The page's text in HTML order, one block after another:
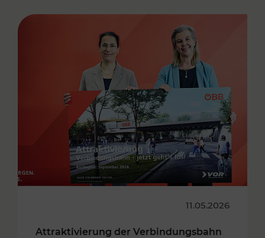
11.05.2026
Attraktivierung der Verbindungsbahn